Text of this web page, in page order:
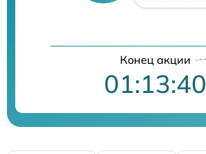
Конец акции
01:13:39